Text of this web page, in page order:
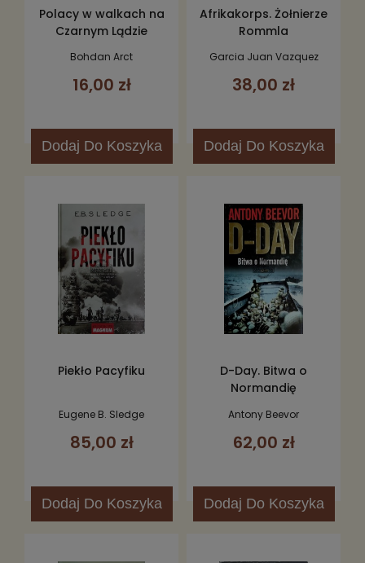
Polacy w walkach na
Czarnym Lądzie
Bohdan Arct
16,00 zł
Dodaj Do Koszyka
Afrikakorps. Żołnierze
Rommla
Garcia Juan Vazquez
38,00 zł
Dodaj Do Koszyka
Piekło Pacyfiku
Eugene B. Sledge
85,00 zł
Dodaj Do Koszyka
D-Day. Bitwa o
Normandię
Antony Beevor
62,00 zł
Dodaj Do Koszyka